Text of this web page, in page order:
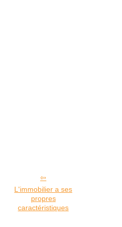
L'immobilier a ses
propres
caractéristiques